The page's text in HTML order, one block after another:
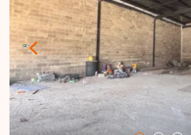
de garagem. O valor do
incluso na locação,
praticidade no
condomínio oferece
e comodidade, com
espaços gourmet, espaço
caminhada, elevador,